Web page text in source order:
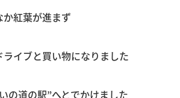
紅葉が進まず
イブと買い物になりました
の道の駅”へとでかけました